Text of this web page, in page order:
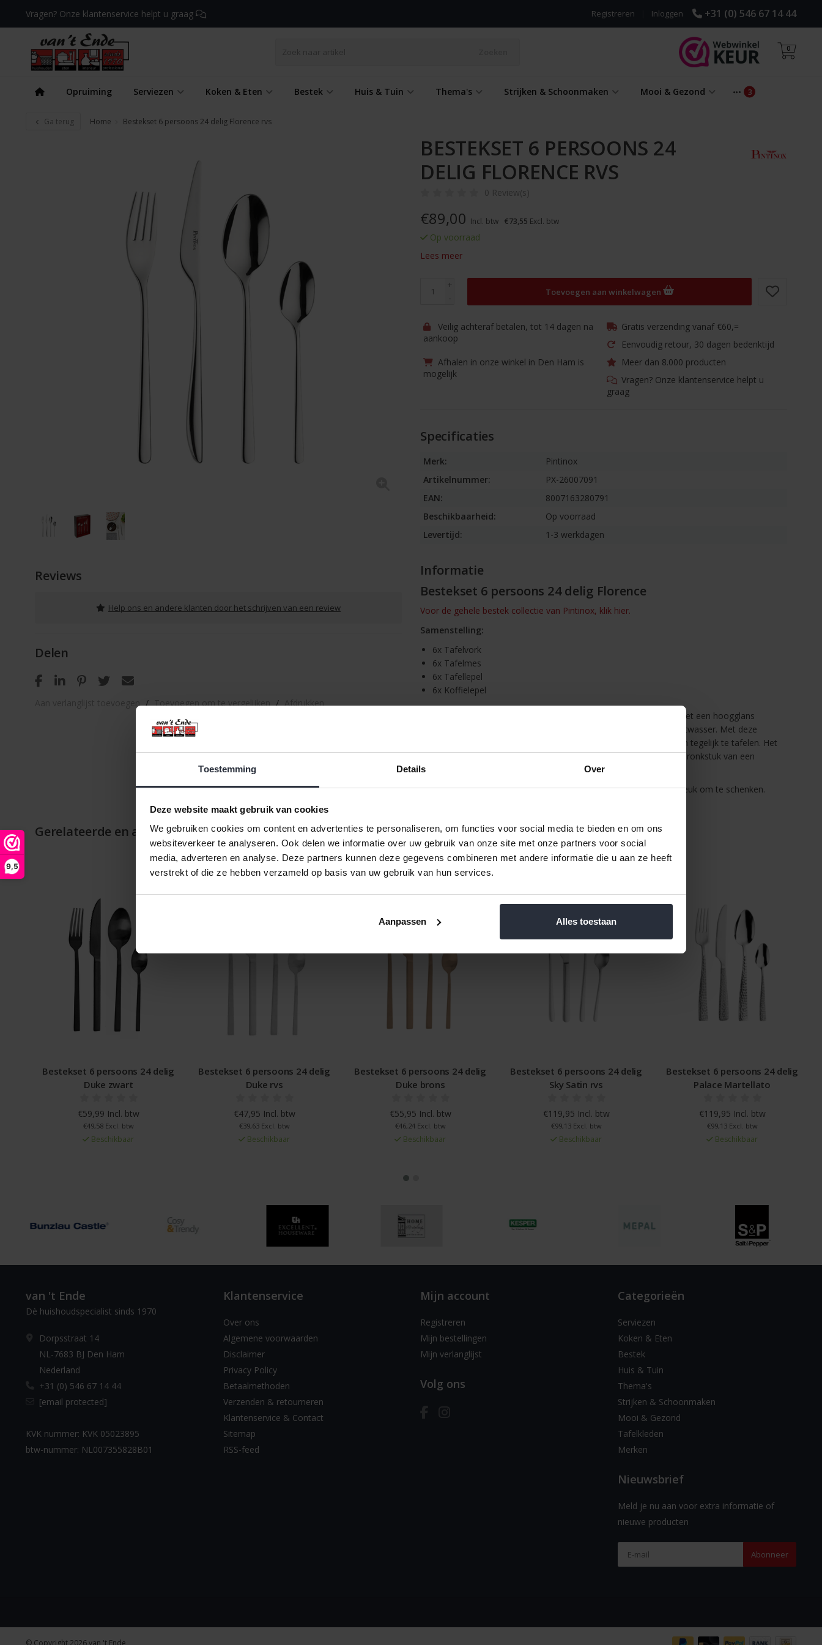
Toestemming Details Over
Deze website maakt gebruik van cookies
We gebruiken cookies om content en advertenties te personaliseren, om functies voor social media te bieden en om ons
websiteverkeer te analyseren. Ook delen we informatie over uw gebruik van onze site met onze partners voor social
media, adverteren en analyse. Deze partners kunnen deze gegevens combineren met andere informatie die u aan ze heeft
verstrekt of die ze hebben verzameld op basis van uw gebruik van hun services.
Aanpassen Alles toestaan
9,5
Vragen? Onze klantenservice helpt u graag +31 (0) 546 67 14 44
Inloggen
Registreren
0
Opruiming Serviezen Koken & Eten Bestek Huis & Tuin Thema's Strijken & Schoonmaken Mooi & Gezond
Ga terug Home Bestekset 6 persoons 24 delig Florence rvs
Reviews
Help ons en andere klanten door het schrijven van een review
Delen
Aan verlanglijst toevoegen / Toevoegen om te vergelijken / Afdrukken
BESTEKSET 6 PERSOONS 24
DELIG FLORENCE RVS
0 Review(s)
€89,00 Incl. btw €73,55 Excl. btw
Op voorraad
Lees meer
+
-
Toevoegen aan winkelwagen
Veilig achteraf betalen, tot 14 dagen na
aankoop
Gratis verzending vanaf €60,=
Eenvoudig retour, 30 dagen bedenktijd
Afhalen in onze winkel in Den Ham is
mogelijk
Meer dan 8.000 producten
Vragen? Onze klantenservice helpt u
graag
Specificaties
Merk:
Pintinox
Artikelnummer:
PX-26007091
EAN:
8007163280791
Beschikbaarheid:
Op voorraad
Levertijd:
1-3 werkdagen
Informatie
Bestekset 6 persoons 24 delig Florence
Voor de gehele bestek collectie van Pintinox, klik hier.
Samenstelling:
6x Tafelvork
6x Tafelmes
6x Tafellepel
6x Koffielepel
Deze cassette onderdelen zijn gemaakt van roestvrij 18/10 staal met een hoogglans
afwerking. Het bestek is geschikt om gereinigd te worden in de vaatwasser. Met deze
basissamenstelling heeft u het minimale in huis om met 6 personen tegelijk te tafelen. Het
bestek heeft een elegant, dun en conisch design waardoor dit het pronkstuk van een
gedekte tafel word.
Het bestek word geleverd in een cadeau verpakking en is dus ook leuk om te schenken.
Gerelateerde en alternatieve producten
Bestekset 6 persoons 24 delig
Duke zwart
€59,99 Incl. btw
€49,58 Excl. btw
Beschikbaar
Bestekset 6 persoons 24 delig
Duke rvs
€47,95 Incl. btw
€39,63 Excl. btw
Beschikbaar
Bestekset 6 persoons 24 delig
Duke brons
€55,95 Incl. btw
€46,24 Excl. btw
Beschikbaar
Bestekset 6 persoons 24 delig
Sky Satin rvs
€119,95 Incl. btw
€99,13 Excl. btw
Beschikbaar
Bestekset 6 persoons 24 delig
Palace Martellato
€119,95 Incl. btw
€99,13 Excl. btw
Beschikbaar
van 't Ende
Dè huishoudspecialist sinds 1970
Dorpsstraat 14
NL-7683 BJ Den Ham
Nederland
+31 (0) 546 67 14 44
[email protected]
KVK nummer: KVK 05023895
btw-nummer: NL007355828B01
Klantenservice
Over ons
Algemene voorwaarden
Disclaimer
Privacy Policy
Betaalmethoden
Verzenden & retourneren
Klantenservice & Contact
Sitemap
RSS-feed
Mijn account
Registreren
Mijn bestellingen
Mijn verlanglijst
Volg ons
Categorieën
Serviezen
Koken & Eten
Bestek
Huis & Tuin
Thema's
Strijken & Schoonmaken
Mooi & Gezond
Tafelkleden
Merken
Nieuwsbrief
Meld je nu aan voor extra informatie of
nieuwe producten
Abonneer
© Copyright 2026 van 't Ende